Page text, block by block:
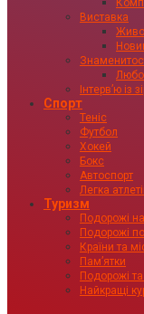
Виставка
Інтервʼю із
Спорт
Теніс
Футбол
Хокей
Бокс
Автоспорт
Легка
Туризм
Подорожі
Подорожі по
Країни та
Пам’ятки
Подорожі
Найкращі